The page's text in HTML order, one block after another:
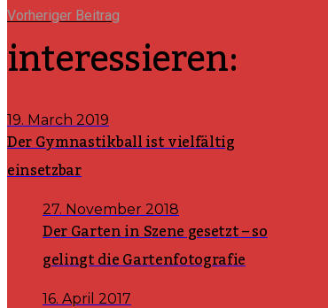
Vorheriger Beitrag
interessieren:
19. March 2019
Der Gymnastikball ist vielfältig
einsetzbar
27. November 2018
Der Garten in Szene gesetzt – so
gelingt die Gartenfotografie
16. April 2017